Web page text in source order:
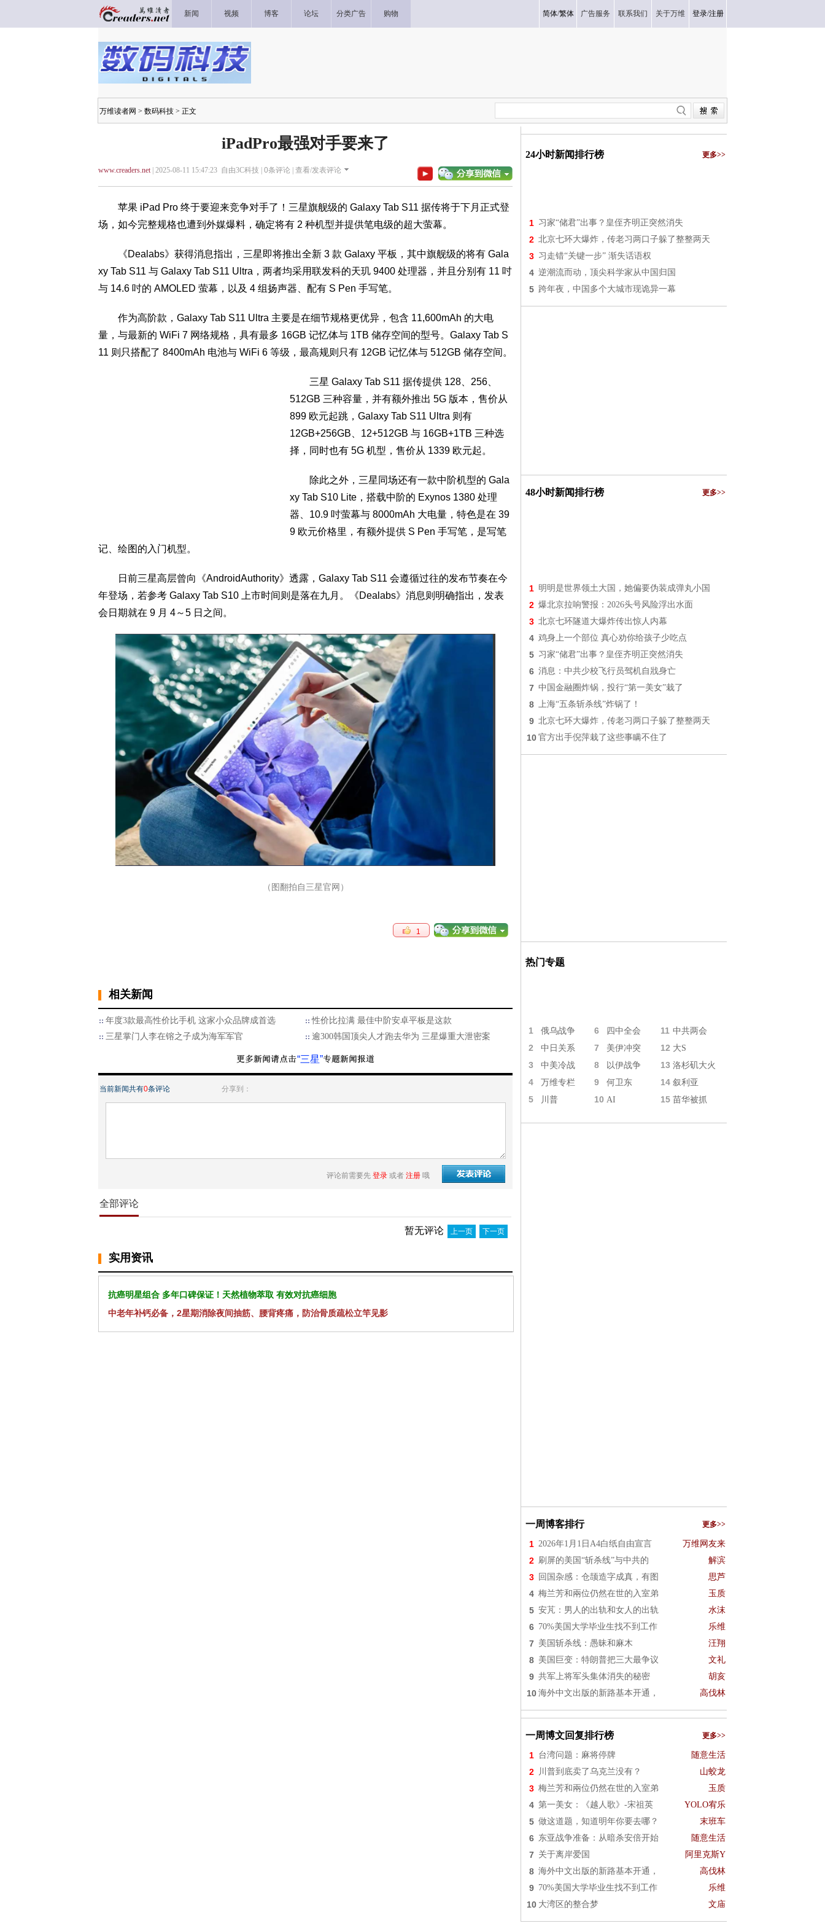
新闻 视频 博客 论坛 分类广告 购物 简体/繁体 广告服务 联系我们 关于万维 登录/注册
万维读者网 > 数码科技 > 正文
iPadPro最强对手要来了
www.creaders.net| 2025-08-11 15:47:23 自由3C科技 | 0条评论 | 查看/发表评论
苹果 iPad Pro 终于要迎来竞争对手了！三星旗舰级的 Galaxy Tab S11 据传将于下月正式登
场，如今完整规格也遭到外媒爆料，确定将有 2 种机型并提供笔电级的超大萤幕。
《Dealabs》获得消息指出，三星即将推出全新 3 款 Galaxy 平板，其中旗舰级的将有 Gala
xy Tab S11 与 Galaxy Tab S11 Ultra，两者均采用联发科的天玑 9400 处理器，并且分别有 11 吋
与 14.6 吋的 AMOLED 萤幕，以及 4 组扬声器、配有 S Pen 手写笔。
作为高阶款，Galaxy Tab S11 Ultra 主要是在细节规格更优异，包含 11,600mAh 的大电
量，与最新的 WiFi 7 网络规格，具有最多 16GB 记忆体与 1TB 储存空间的型号。Galaxy Tab S
11 则只搭配了 8400mAh 电池与 WiFi 6 等级，最高规则只有 12GB 记忆体与 512GB 储存空间。
三星 Galaxy Tab S11 据传提供 128、256、
512GB 三种容量，并有额外推出 5G 版本，售价从
899 欧元起跳，Galaxy Tab S11 Ultra 则有
12GB+256GB、12+512GB 与 16GB+1TB 三种选
择，同时也有 5G 机型，售价从 1339 欧元起。
除此之外，三星同场还有一款中阶机型的 Gala
xy Tab S10 Lite，搭载中阶的 Exynos 1380 处理
器、10.9 吋萤幕与 8000mAh 大电量，特色是在 39
9 欧元价格里，有额外提供 S Pen 手写笔，是写笔
记、绘图的入门机型。
日前三星高层曾向《AndroidAuthority》透露，Galaxy Tab S11 会遵循过往的发布节奏在今
年登场，若参考 Galaxy Tab S10 上市时间则是落在九月。《Dealabs》消息则明确指出，发表
会日期就在 9 月 4～5 日之间。
（图翻拍自三星官网）
1
相关新闻
年度3款最高性价比手机 这家小众品牌成首选
性价比拉满 最佳中阶安卓平板是这款
三星掌门人李在镕之子成为海军军官
逾300韩国顶尖人才跑去华为 三星爆重大泄密案
“三星”
当前新闻共有0条评论 分享到：
评论前需要先 登录 或者 注册 哦
全部评论
暂无评论 上一页 下一页
实用资讯
抗癌明星组合 多年口碑保证！天然植物萃取 有效对抗癌细胞
中老年补钙必备，2星期消除夜间抽筋、腰背疼痛，防治骨质疏松立竿见影
24小时新闻排行榜 更多>>
1 习家“储君”出事？皇侄齐明正突然消失
2 北京七环大爆炸，传老习两口子躲了整整两天
3 习走错“关键一步” 渐失话语权
4 逆潮流而动，顶尖科学家从中国归国
5 跨年夜，中国多个大城市现诡异一幕
48小时新闻排行榜 更多>>
1 明明是世界领土大国，她偏要伪装成弹丸小国
2 爆北京拉响警报：2026头号风险浮出水面
3 北京七环隧道大爆炸传出惊人内幕
4 鸡身上一个部位 真心劝你给孩子少吃点
5 习家“储君”出事？皇侄齐明正突然消失
6 消息：中共少校飞行员驾机自戕身亡
7 中国金融圈炸锅，投行“第一美女”栽了
8 上海“五条斩杀线”炸锅了！
9 北京七环大爆炸，传老习两口子躲了整整两天
10 官方出手倪萍栽了这些事瞒不住了
热门专题
1 俄乌战争 6 四中全会 11 中共两会
2 中日关系 7 美伊冲突 12 大S
3 中美冷战 8 以伊战争 13 洛杉矶大火
4 万维专栏 9 何卫东 14 叙利亚
5 川普 10 AI 15 苗华被抓
一周博客排行 更多>>
1 2026年1月1日A4白纸自由宣言 万维网友来
2 刷屏的美国“斩杀线”与中共的 解滨
3 回国杂感：仓颉造字成真，有图 思芦
4 梅兰芳和兩位仍然在世的入室弟 玉质
5 安芃：男人的出轨和女人的出轨 水沫
6 70%美国大学毕业生找不到工作 乐维
7 美国斩杀线：愚昧和麻木 汪翔
8 美国巨变：特朗普把三大最争议 文礼
9 共军上将军头集体消失的秘密 胡亥
10 海外中文出版的新路基本开通， 高伐林
一周博文回复排行榜 更多>>
1 台湾问题：麻将停牌 随意生活
2 川普到底卖了乌克兰没有？ 山蛟龙
3 梅兰芳和兩位仍然在世的入室弟 玉质
4 第一美女：《越人歌》-宋祖英 YOLO宥乐
5 做这道题，知道明年你要去哪？ 末班车
6 东亚战争准备：从暗杀安倍开始 随意生活
7 关于离岸爱国 阿里克斯Y
8 海外中文出版的新路基本开通， 高伐林
9 70%美国大学毕业生找不到工作 乐维
10 大湾区的整合梦 文庙